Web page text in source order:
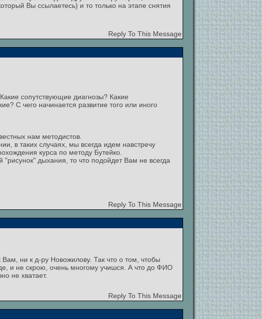
Вы ссылаетесь) и то только на этапе снятия
Reply To This Message
сопутствующие диагнозы? Какие
С чего начинается развитие того или иного
нам методистов.
в таких случаях, мы всегда идем навстречу
курса по методу Бутейко.
дыхания, то что подойдет Вам не всегда
Reply To This Message
ни к д-ру Новожилову. Так что о том, чтобы
и не скрою, очень многому учишся. А что до ФИО
не хватает.
Reply To This Message